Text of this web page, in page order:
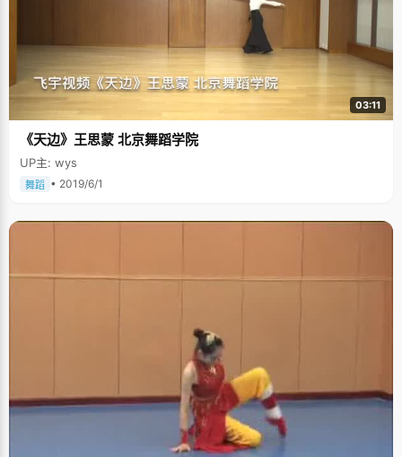
03:11
《天边》王思蒙 北京舞蹈学院
UP主: wys
舞蹈 • 2019/6/1